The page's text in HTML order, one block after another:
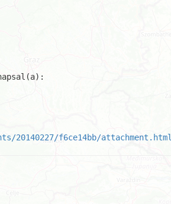
f6ce14bb/attachment.html